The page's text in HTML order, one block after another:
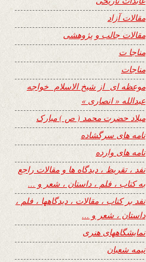
مقالات آزاد
مقالات جالب و پژوهشی
مناجا ت
مناجات
موعظه ای از شیخ الاسلام خواجه
عبدالله « انصاری »
میلاد حضرت محمد ( ص ) مبارک
نامه های سرگشاده
نامه های وارده
نفد ، تقریظ ، دیدگاه ها و مقالات راجع
به کتاب ، فلم ، داستان ، شعر و …
نفد بر کتاب ، مقالات ، دیدگاهها ، فلم ،
داستان ، شعر و …
نمایشگاههای هنری
نیمه شعبان